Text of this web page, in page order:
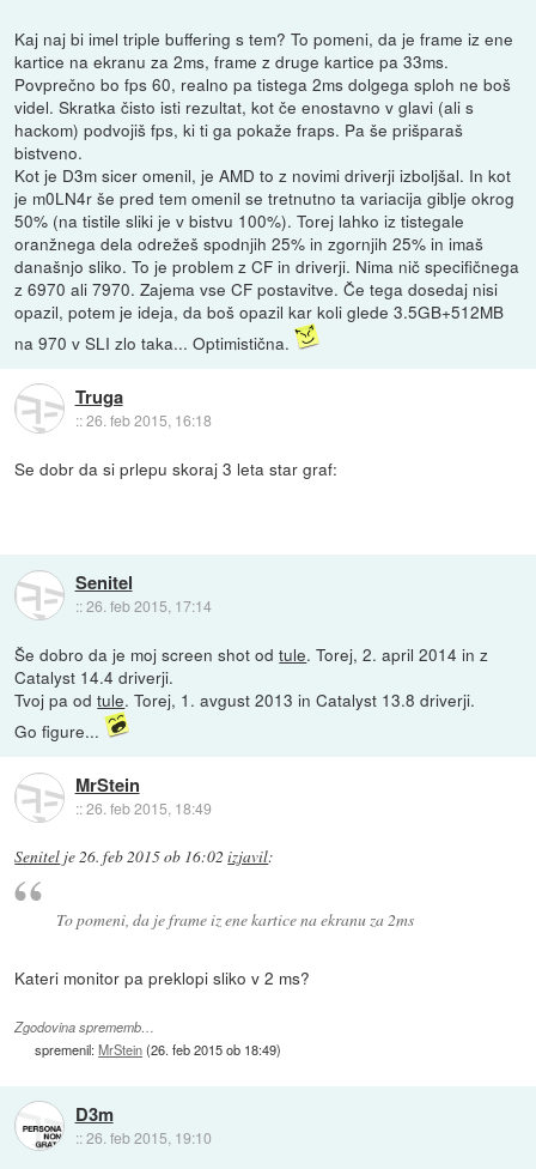
Kaj naj bi imel triple buffering s tem? To pomeni, da je frame iz ene
kartice na ekranu za 2ms, frame z druge kartice pa 33ms.
Povprečno bo fps 60, realno pa tistega 2ms dolgega sploh ne boš
videl. Skratka čisto isti rezultat, kot če enostavno v glavi (ali s
hackom) podvojiš fps, ki ti ga pokaže fraps. Pa še prišparaš
bistveno.
Kot je D3m sicer omenil, je AMD to z novimi driverji izboljšal. In kot
je m0LN4r še pred tem omenil se tretnutno ta variacija giblje okrog
50% (na tistile sliki je v bistvu 100%). Torej lahko iz tistegale
oranžnega dela odrežeš spodnjih 25% in zgornjih 25% in imaš
današnjo sliko. To je problem z CF in driverji. Nima nič specifičnega
z 6970 ali 7970. Zajema vse CF postavitve. Če tega dosedaj nisi
opazil, potem je ideja, da boš opazil kar koli glede 3.5GB+512MB
na 970 v SLI zlo taka... Optimistična.
Truga
::26. feb 2015, 16:18
Se dobr da si prlepu skoraj 3 leta star graf:
Senitel
::26. feb 2015, 17:14
Še dobro da je moj screen shot odtule. Torej, 2. april 2014 in z
Catalyst 14.4 driverji.
Tvoj pa odtule. Torej, 1. avgust 2013 in Catalyst 13.8 driverji.
Go figure...
MrStein
::26. feb 2015, 18:49
Senitel je26. feb 2015 ob 16:02 izjavil:
To pomeni, da je frame iz ene kartice na ekranu za 2ms
Kateri monitor pa preklopi sliko v 2 ms?
Zgodovina sprememb…
spremenil:MrStein(26. feb 2015 ob 18:49)
D3m
::26. feb 2015, 19:10